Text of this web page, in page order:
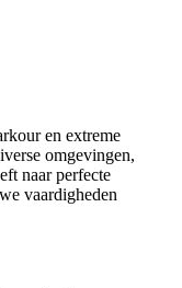
en extreme
omgevingen,
naar perfecte
vaardigheden